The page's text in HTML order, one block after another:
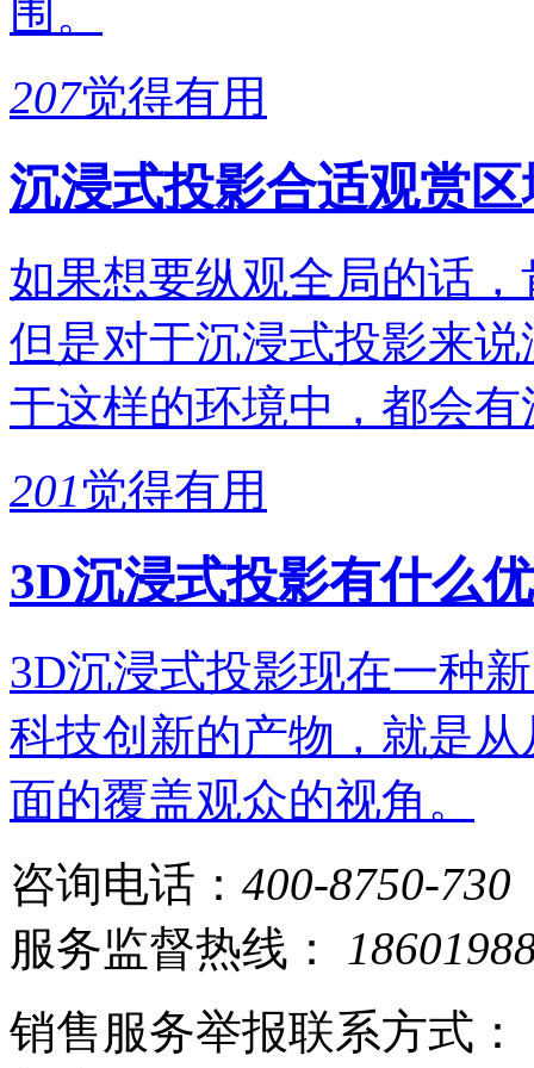
围。
207觉得有用
沉浸式投影合适观赏
如果想要纵观全局的话
但是对于沉浸式投影来
于这样的环境中，都会
201觉得有用
3D沉浸式投影有什么
3D沉浸式投影现在一种
科技创新的产物，就是
面的覆盖观众的视角。
咨询电话： 400-8750-730
服务监督热线：
销售服务举报联系方式：